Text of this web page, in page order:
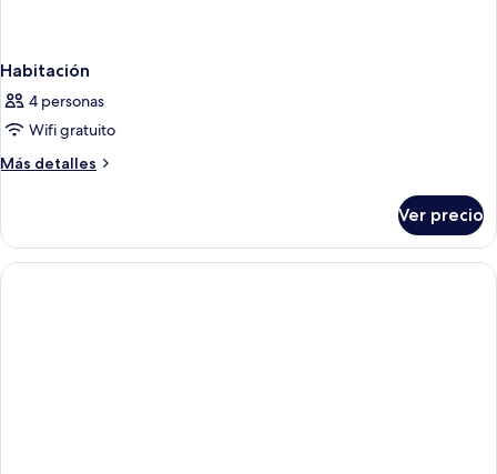
Habitación
4 personas
Wifi gratuito
Más detalles
Más
Ver precio